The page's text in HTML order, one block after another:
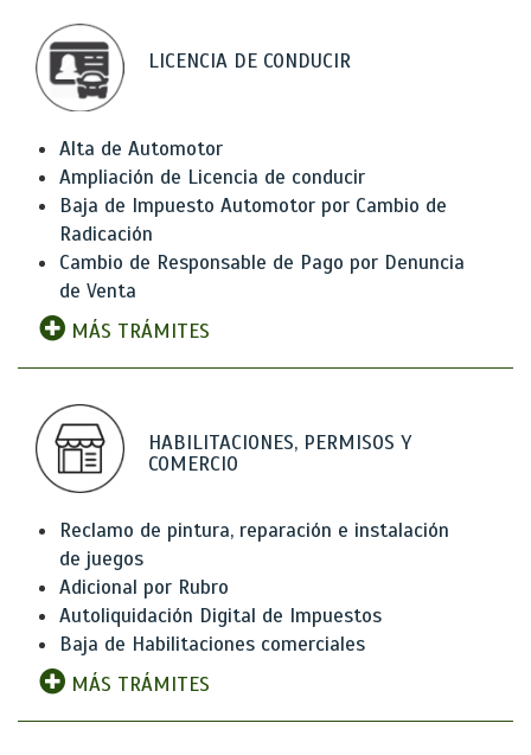
LICENCIA DE CONDUCIR
Alta de Automotor
Ampliación de Licencia de conducir
Baja de Impuesto Automotor por Cambio de
Radicación
Cambio de Responsable de Pago por Denuncia
de Venta
MÁS TRÁMITES
HABILITACIONES, PERMISOS Y
COMERCIO
Reclamo de pintura, reparación e instalación
de juegos
Adicional por Rubro
Autoliquidación Digital de Impuestos
Baja de Habilitaciones comerciales
MÁS TRÁMITES